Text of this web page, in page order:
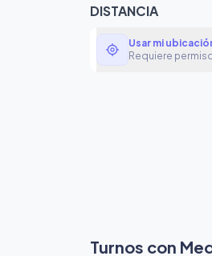
DISTANCIA
my_location
Usar mi
Requiere
Turnos con